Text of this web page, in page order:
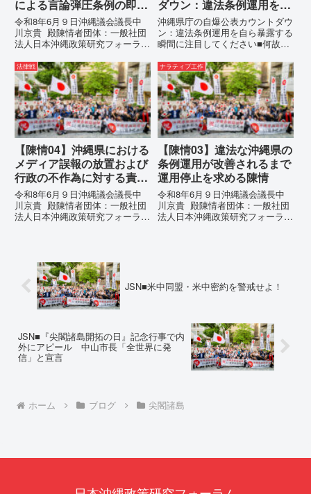
による言論弾圧条例の即時
運用停止を求める陳情
令和8年6月９日沖縄議会議長中
川京貴 殿陳情者団体：一般社団
法人日本沖縄政策研究フォーラム
所：沖縄県那覇市電 話：
080- 実名公表という不利益処分
を啓発との詭弁による言論弾圧条
例の即時運用停止を求める陳情
1...
ダウン：違法条例運用を自
ら暴露する瞬間に注目して
ください
沖縄県庁の自爆公表カウントダウ
ン：違法条例運用を自ら暴露する
瞬間に注目してください■何故、
テルを貼りたい本当の理由「なぜ
沖縄県庁は、法を無視してまで私
を封じ込めようとするのか。」そ
の理由は明確です。県政が統治
の...
法律戦
【陳情04】沖縄県における
メディア誤報の放置および
行政の不作為に対する責任
追及と再発防止策を求める
陳情
令和8年6月９日沖縄議会議長中
川京貴 殿陳情者団体：一般社団
法人日本沖縄政策研究フォーラム
ィア誤報の放置および行政の不作
為に対する責任追及と再発防...
ナラティブ工作
【陳情03】違法な沖縄県の
条例運用が改善されるまで
運用停止を求める陳情
令和8年6月９日沖縄議会議長中
川京貴 殿陳情者団体：一般社団
法人日本沖縄政策研究フォーラム
JSN■米中同盟・米中密約を警戒せよ！
JSN■『尖閣諸島開拓の日』記念行事で内
外にアピール 中山市長「全世界に発
信」と宣言
ホーム ブログ 尖閣諸島